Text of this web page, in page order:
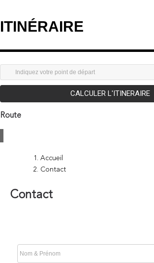
ITINÉRAIRE
CALCULER L'ITINERAIRE
Route
Accueil
Contact
Contact